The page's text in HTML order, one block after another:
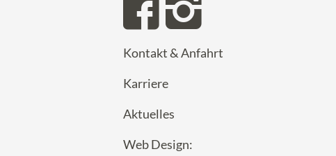
Kontakt & Anfahrt
Karriere
Aktuelles
Web Design: